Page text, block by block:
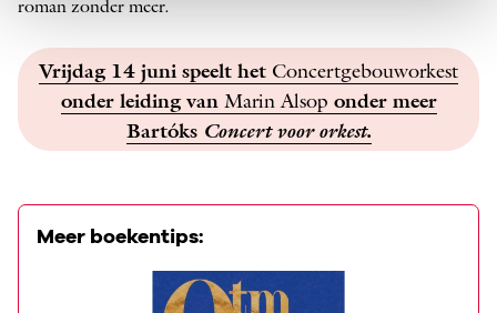
roman zonder meer.
Vrijdag 14 juni speelt het Concertgebouworkest
onder leiding van Marin Alsop onder meer
Bartóks Concert voor orkest.
Meer boekentips: